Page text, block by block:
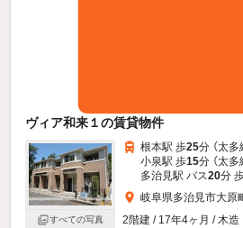
ヴィア和来１の賃貸物件
すべての写真
根本駅 歩25分 （太多
小泉駅 歩15分 （太多
多治見駅 バス20分
岐阜県多治見市大原
2階建 / 17年4ヶ月 / 木造